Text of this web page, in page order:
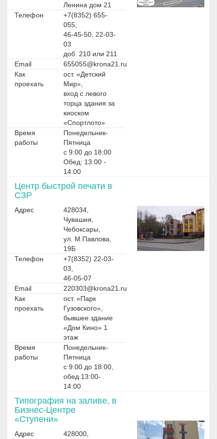
Ленина дом 21
Телефон
+7(8352) 655-
055,
46-45-50, 22-03-
03
доб. 210 или 211
Email
655055@krona21.ru
Как
проехать
ост. «Детский
Мир»,
вход с левого
торца здания за
киоском
«Спортлото»
Время
работы
Понедельник-
Пятница
с 9:00 до 18:00
Обед: 13:00 -
14:00
Центр быстрой печати в
СЗР
Адрес
428034,
Чувашия,
Чебоксары,
ул. М.Павлова,
19Б
Телефон
+7(8352) 22-03-
03,
46-05-07
Email
220303@krona21.ru
Как
проехать
ост. «Парк
Гузовского»,
бывшее здание
«Дом Кино» 1
этаж
Время
работы
Понедельник-
Пятница
с 9:00 до 18:00,
обед 13:00-
14:00
Типография на заливе, в
Бизнес-Центре
«Ступени»
Адрес
428000,